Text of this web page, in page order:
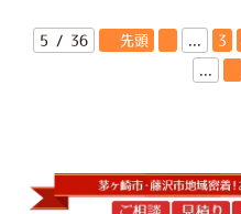
5 / 36 « 先頭 3